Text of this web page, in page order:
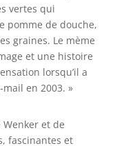
vertes qui
pomme de douche,
graines. Le mème
et une histoire
lorsqu’il a
en 2003. »
Wenker et de
fascinantes et